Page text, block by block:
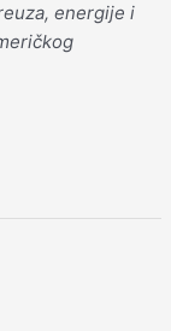
energije i